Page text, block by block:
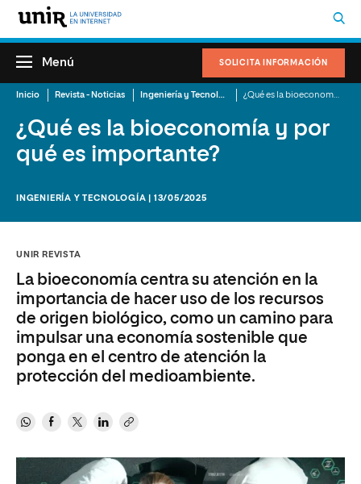
SOLICITA INFORMACIÓN
Menú
Inicio Revista - Noticias Ingeniería y Tecnología
¿Qué es la bioeconomía y por
qué es importante?
INGENIERÍA Y TECNOLOGÍA | 13/05/2025
UNIR REVISTA
La bioeconomía centra su atención en la
importancia de hacer uso de los recursos
de origen biológico, como un camino para
impulsar una economía sostenible que
ponga en el centro de atención la
protección del medioambiente.